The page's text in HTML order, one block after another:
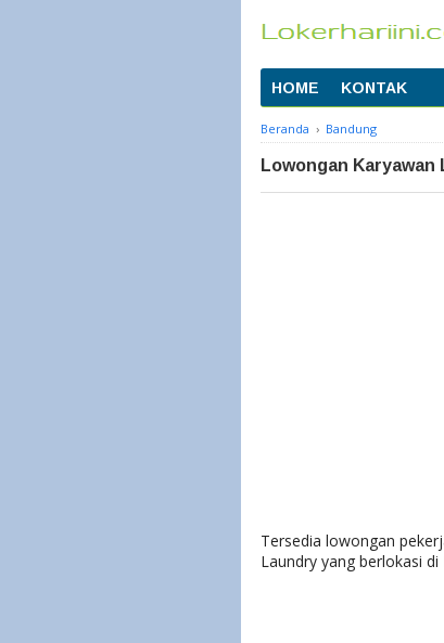
HOME KONTAK
Beranda › Bandung
Lowongan
Tersedia lowongan
Laundry yang berlokasi